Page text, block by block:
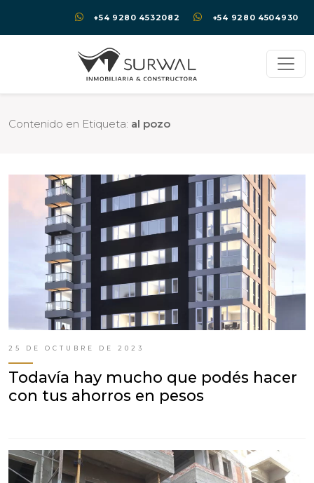
+54 9280 4532082 +54 9280 4504930
Contenido en Etiqueta: al pozo
25 DE OCTUBRE DE 2023
Todavía hay mucho que podés hacer
con tus ahorros en pesos